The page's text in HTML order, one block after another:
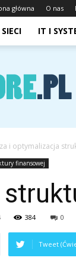
główna O nas
IT I
i optymalizacja
finansowej
384 0
Tweet